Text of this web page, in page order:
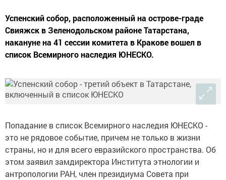
Успенский собор, расположенный на острове-граде
Свияжск в Зеленодольском районе Татарстана,
накануне на 41 сессии комитета в Кракове вошел в
список Всемирного наследия ЮНЕСКО.
Попадание в список Всемирного наследия ЮНЕСКО -
это не рядовое событие, причем не только в жизни
страны, но и для всего евразийского пространства. Об
этом заявил замдиректора Института этнологии и
антропологии РАН, член президиума Совета при